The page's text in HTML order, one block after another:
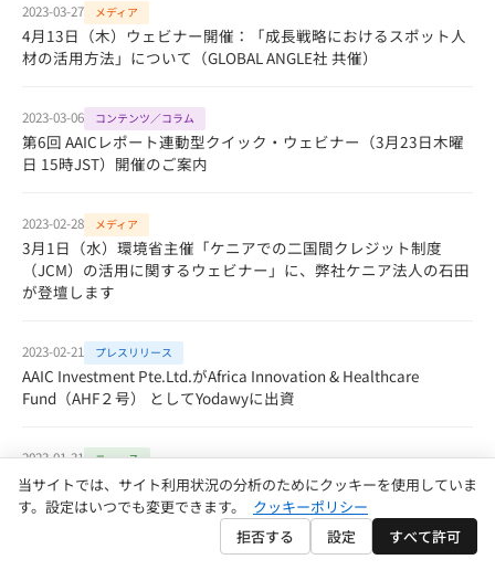
2023-03-27 メディア
4月13日（木）ウェビナー開催：「成長戦略におけるスポット人
材の活用方法」について（GLOBAL ANGLE社 共催）
2023-03-06 コンテンツ／コラム
第6回 AAICレポート連動型クイック・ウェビナー（3月23日木曜
日 15時JST）開催のご案内
2023-02-28 メディア
3月1日（水）環境省主催「ケニアでの二国間クレジット制度
（JCM）の活用に関するウェビナー」に、弊社ケニア法人の石田
が登壇します
2023-02-21 プレスリリース
AAIC Investment Pte.Ltd.がAfrica Innovation & Healthcare
Fund（AHF２号） としてYodawyに出資
2023-01-31 ニュース
【重要】 Twitterにおける弊社幹部の「なりすまし」について
当サイトでは、サイト利用状況の分析のためにクッキーを使用していま
す。設定はいつでも変更できます。
クッキーポリシー
拒否する
設定 すべて許可